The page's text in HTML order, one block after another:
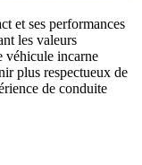
et ses performances
les valeurs
véhicule incarne
plus respectueux de
de conduite